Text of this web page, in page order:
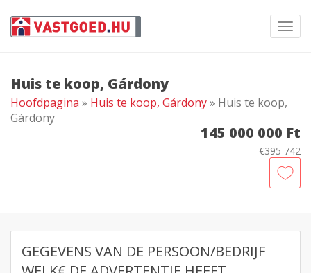
Huis te koop, Gárdony
Hoofdpagina » Huis te koop, Gárdony» Huis te koop,
Gárdony
145 000 000 Ft
€395 742
GEGEVENS VAN DE PERSOON/BEDRIJF